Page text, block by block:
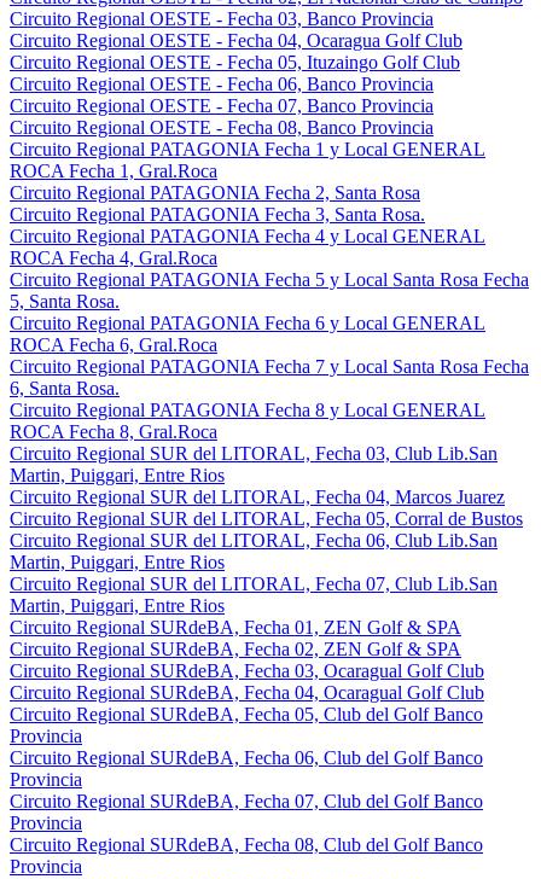
Circuito Regional OESTE - Fecha 03, Banco Provincia
Circuito Regional OESTE - Fecha 04, Ocaragua Golf Club
Circuito Regional OESTE - Fecha 05, Ituzaingo Golf Club
Circuito Regional OESTE - Fecha 06, Banco Provincia
Circuito Regional OESTE - Fecha 07, Banco Provincia
Circuito Regional OESTE - Fecha 08, Banco Provincia
Circuito Regional PATAGONIA Fecha 1 y Local GENERAL
ROCA Fecha 1, Gral.Roca
Circuito Regional PATAGONIA Fecha 2, Santa Rosa
Circuito Regional PATAGONIA Fecha 3, Santa Rosa.
Circuito Regional PATAGONIA Fecha 4 y Local GENERAL
ROCA Fecha 4, Gral.Roca
Circuito Regional PATAGONIA Fecha 5 y Local Santa Rosa Fecha
5, Santa Rosa.
Circuito Regional PATAGONIA Fecha 6 y Local GENERAL
ROCA Fecha 6, Gral.Roca
Circuito Regional PATAGONIA Fecha 7 y Local Santa Rosa Fecha
6, Santa Rosa.
Circuito Regional PATAGONIA Fecha 8 y Local GENERAL
ROCA Fecha 8, Gral.Roca
Circuito Regional SUR del LITORAL, Fecha 03, Club Lib.San
Martin, Puiggari, Entre Rios
Circuito Regional SUR del LITORAL, Fecha 04, Marcos Juarez
Circuito Regional SUR del LITORAL, Fecha 05, Corral de Bustos
Circuito Regional SUR del LITORAL, Fecha 06, Club Lib.San
Martin, Puiggari, Entre Rios
Circuito Regional SUR del LITORAL, Fecha 07, Club Lib.San
Martin, Puiggari, Entre Rios
Circuito Regional SURdeBA, Fecha 01, ZEN Golf & SPA
Circuito Regional SURdeBA, Fecha 02, ZEN Golf & SPA
Circuito Regional SURdeBA, Fecha 03, Ocaragual Golf Club
Circuito Regional SURdeBA, Fecha 04, Ocaragual Golf Club
Circuito Regional SURdeBA, Fecha 05, Club del Golf Banco
Provincia
Circuito Regional SURdeBA, Fecha 06, Club del Golf Banco
Provincia
Circuito Regional SURdeBA, Fecha 07, Club del Golf Banco
Provincia
Circuito Regional SURdeBA, Fecha 08, Club del Golf Banco
Provincia